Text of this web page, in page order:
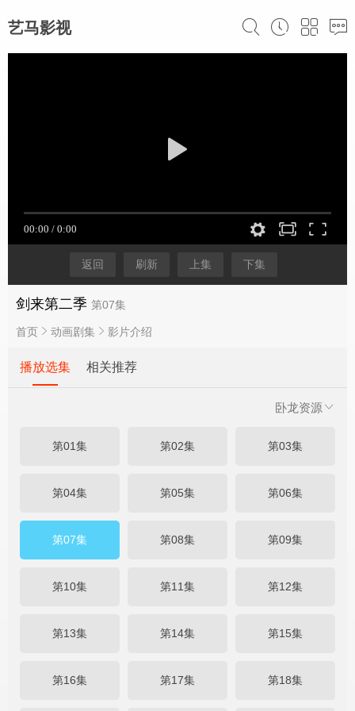
艺马影视
返回 刷新 上集 下集
剑来第二季 第07集
首页 动画剧集 影片介绍
播放选集 相关推荐
卧龙资源
第01集 第02集 第03集
第04集 第05集 第06集
第07集 第08集 第09集
第10集 第11集 第12集
第13集 第14集 第15集
第16集 第17集 第18集